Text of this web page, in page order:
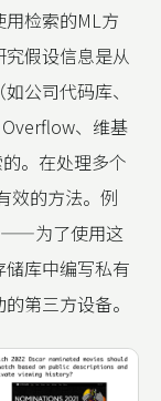
检索的ML方
假设信息是从
公司代码库、
、维基
。在处理多个
效的方法。例
——为了使用这
库中编写私有
第三方设备。